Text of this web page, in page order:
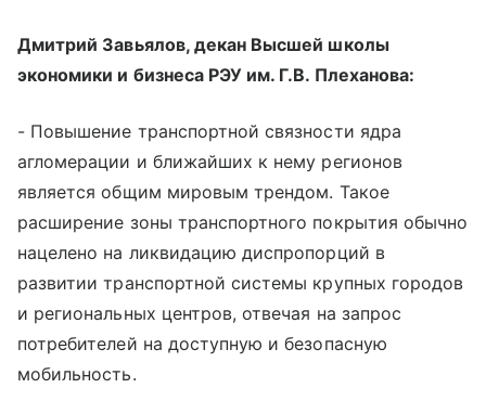
Дмитрий Завьялов, декан Высшей школы
экономики и бизнеса РЭУ им. Г.В. Плеханова:
- Повышение транспортной связности ядра
агломерации и ближайших к нему регионов
является общим мировым трендом. Такое
расширение зоны транспортного покрытия обычно
нацелено на ликвидацию диспропорций в
развитии транспортной системы крупных городов
и региональных центров, отвечая на запрос
потребителей на доступную и безопасную
мобильность.